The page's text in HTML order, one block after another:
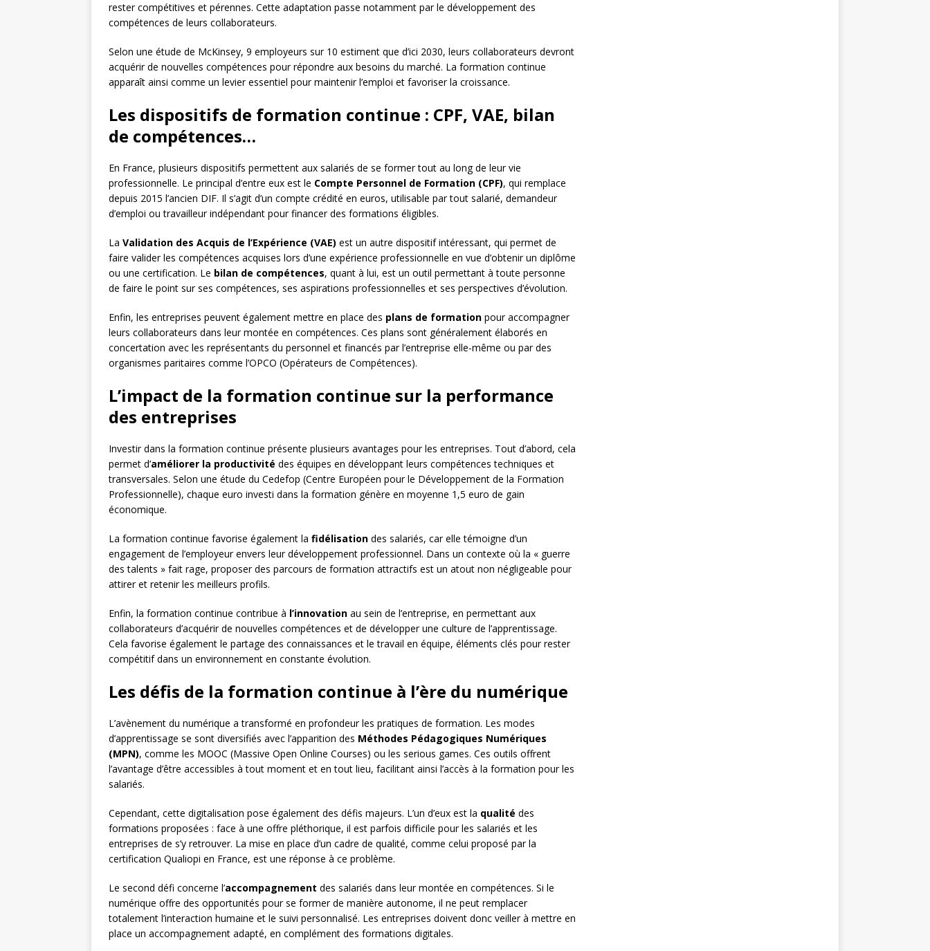
rester compétitives et pérennes. Cette adaptation passe notamment par le développement des
compétences de leurs collaborateurs.
Selon une étude de McKinsey, 9 employeurs sur 10 estiment que d’ici 2030, leurs collaborateurs devront
acquérir de nouvelles compétences pour répondre aux besoins du marché. La formation continue
apparaît ainsi comme un levier essentiel pour maintenir l’emploi et favoriser la croissance.
Les dispositifs de formation continue : CPF, VAE, bilan
de compétences…
En France, plusieurs dispositifs permettent aux salariés de se former tout au long de leur vie
professionnelle. Le principal d’entre eux est le Compte Personnel de Formation (CPF), qui remplace
depuis 2015 l’ancien DIF. Il s’agit d’un compte crédité en euros, utilisable par tout salarié, demandeur
d’emploi ou travailleur indépendant pour financer des formations éligibles.
La Validation des Acquis de l’Expérience (VAE) est un autre dispositif intéressant, qui permet de
faire valider les compétences acquises lors d’une expérience professionnelle en vue d’obtenir un diplôme
ou une certification. Le bilan de compétences, quant à lui, est un outil permettant à toute personne
de faire le point sur ses compétences, ses aspirations professionnelles et ses perspectives d’évolution.
Enfin, les entreprises peuvent également mettre en place des plans de formation pour accompagner
leurs collaborateurs dans leur montée en compétences. Ces plans sont généralement élaborés en
concertation avec les représentants du personnel et financés par l’entreprise elle-même ou par des
organismes paritaires comme l’OPCO (Opérateurs de Compétences).
L’impact de la formation continue sur la performance
des entreprises
Investir dans la formation continue présente plusieurs avantages pour les entreprises. Tout d’abord, cela
permet d’améliorer la productivité des équipes en développant leurs compétences techniques et
transversales. Selon une étude du Cedefop (Centre Européen pour le Développement de la Formation
Professionnelle), chaque euro investi dans la formation génère en moyenne 1,5 euro de gain
économique.
La formation continue favorise également la fidélisation des salariés, car elle témoigne d’un
engagement de l’employeur envers leur développement professionnel. Dans un contexte où la « guerre
des talents » fait rage, proposer des parcours de formation attractifs est un atout non négligeable pour
attirer et retenir les meilleurs profils.
Enfin, la formation continue contribue à l’innovation au sein de l’entreprise, en permettant aux
collaborateurs d’acquérir de nouvelles compétences et de développer une culture de l’apprentissage.
Cela favorise également le partage des connaissances et le travail en équipe, éléments clés pour rester
compétitif dans un environnement en constante évolution.
Les défis de la formation continue à l’ère du numérique
L’avènement du numérique a transformé en profondeur les pratiques de formation. Les modes
d’apprentissage se sont diversifiés avec l’apparition des Méthodes Pédagogiques Numériques
(MPN), comme les MOOC (Massive Open Online Courses) ou les serious games. Ces outils offrent
l’avantage d’être accessibles à tout moment et en tout lieu, facilitant ainsi l’accès à la formation pour les
salariés.
Cependant, cette digitalisation pose également des défis majeurs. L’un d’eux est la qualité des
formations proposées : face à une offre pléthorique, il est parfois difficile pour les salariés et les
entreprises de s’y retrouver. La mise en place d’un cadre de qualité, comme celui proposé par la
certification Qualiopi en France, est une réponse à ce problème.
Le second défi concerne l’accompagnement des salariés dans leur montée en compétences. Si le
numérique offre des opportunités pour se former de manière autonome, il ne peut remplacer
totalement l’interaction humaine et le suivi personnalisé. Les entreprises doivent donc veiller à mettre en
place un accompagnement adapté, en complément des formations digitales.